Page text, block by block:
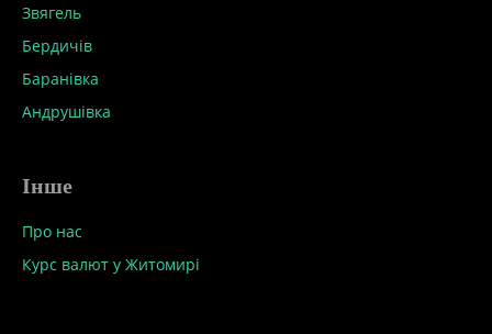
Звягель
Бердичів
Баранівка
Андрушівка
Інше
Про нас
Курс валют у Житомирі